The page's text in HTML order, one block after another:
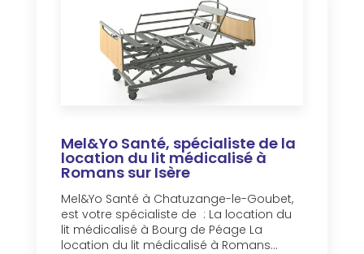
Mel&Yo Santé, spécialiste de la
location du lit médicalisé à
Romans sur Isère
Mel&Yo Santé à Chatuzange-le-Goubet,
est votre spécialiste de : La location du
lit médicalisé à Bourg de Péage La
location du lit médicalisé à Romans...